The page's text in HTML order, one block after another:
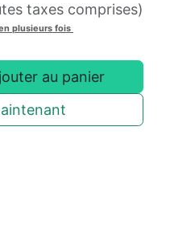
au panier
taxes comprises)
plusieurs fois